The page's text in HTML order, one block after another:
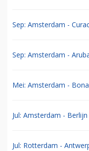
Sep: Amsterdam -
Sep: Amsterdam -
Mei: Amsterdam -
Jul: Amsterdam - Berlijn
Jul: Rotterdam -